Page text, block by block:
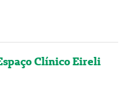
Clínico Eireli